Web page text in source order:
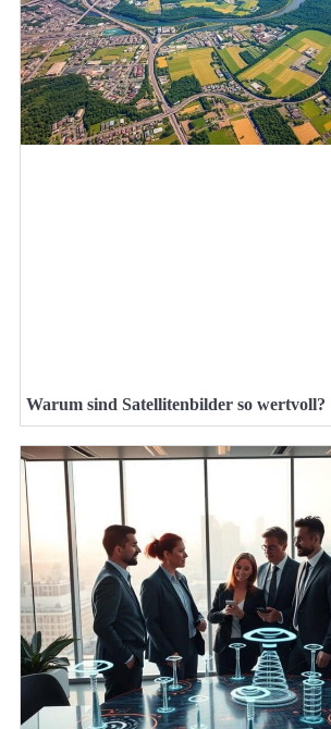
Warum sind Satellitenbilder so wertvoll?